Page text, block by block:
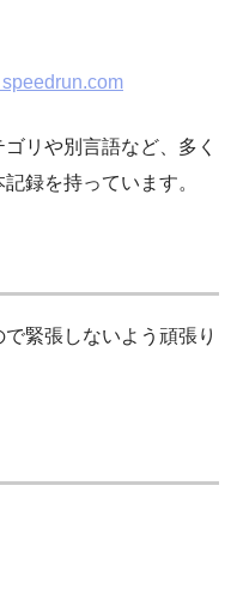
リや別言語など、多く
録を持っています。
緊張しないよう頑張り